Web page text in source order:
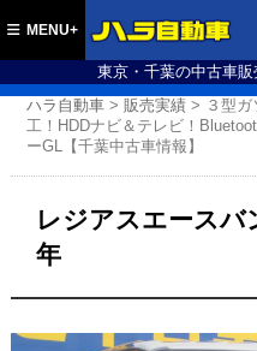
東京・千葉の中古車
MENU+
ハラ自動車 >販売実績 > ３型
工！HDDナビ＆テレビ！
ーGL【千葉中古車情報】
レジアスエースバ
年